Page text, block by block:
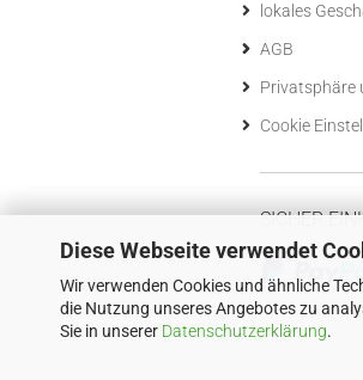
Diese Webseite verwendet
Wir verwenden Cookies und ähnliche
die Nutzung unseres Angebotes zu
Sie in unserer Datenschutzerklärung.
lokales
AGB
Privatsphäre
Cookie
SICHER